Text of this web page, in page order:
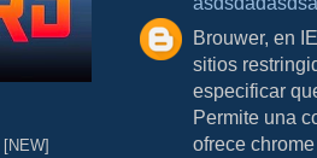
[NEW]
Brouwer, en
sitios
especificar
Permite una
ofrece chrome